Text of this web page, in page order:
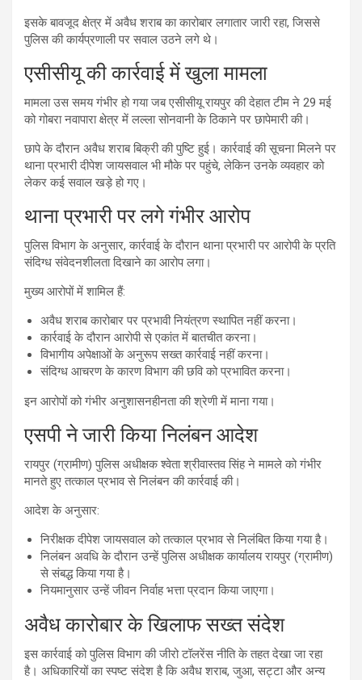
इसके बावजूद क्षेत्र में अवैध शराब का कारोबार लगातार जारी रहा, जिससे
पुलिस की कार्यप्रणाली पर सवाल उठने लगे थे।
एसीसीयू की कार्रवाई में खुला मामला
मामला उस समय गंभीर हो गया जब एसीसीयू रायपुर की देहात टीम ने 29 मई
को गोबरा नवापारा क्षेत्र में लल्ला सोनवानी के ठिकाने पर छापेमारी की।
छापे के दौरान अवैध शराब बिक्री की पुष्टि हुई। कार्रवाई की सूचना मिलने पर
थाना प्रभारी दीपेश जायसवाल भी मौके पर पहुंचे, लेकिन उनके व्यवहार को
लेकर कई सवाल खड़े हो गए।
थाना प्रभारी पर लगे गंभीर आरोप
पुलिस विभाग के अनुसार, कार्रवाई के दौरान थाना प्रभारी पर आरोपी के प्रति
संदिग्ध संवेदनशीलता दिखाने का आरोप लगा।
मुख्य आरोपों में शामिल हैं:
अवैध शराब कारोबार पर प्रभावी नियंत्रण स्थापित नहीं करना।
कार्रवाई के दौरान आरोपी से एकांत में बातचीत करना।
विभागीय अपेक्षाओं के अनुरूप सख्त कार्रवाई नहीं करना।
संदिग्ध आचरण के कारण विभाग की छवि को प्रभावित करना।
इन आरोपों को गंभीर अनुशासनहीनता की श्रेणी में माना गया।
एसपी ने जारी किया निलंबन आदेश
रायपुर (ग्रामीण) पुलिस अधीक्षक श्वेता श्रीवास्तव सिंह ने मामले को गंभीर
मानते हुए तत्काल प्रभाव से निलंबन की कार्रवाई की।
आदेश के अनुसार:
निरीक्षक दीपेश जायसवाल को तत्काल प्रभाव से निलंबित किया गया है।
निलंबन अवधि के दौरान उन्हें पुलिस अधीक्षक कार्यालय रायपुर (ग्रामीण)
से संबद्ध किया गया है।
नियमानुसार उन्हें जीवन निर्वाह भत्ता प्रदान किया जाएगा।
अवैध कारोबार के खिलाफ सख्त संदेश
इस कार्रवाई को पुलिस विभाग की जीरो टॉलरेंस नीति के तहत देखा जा रहा
है। अधिकारियों का स्पष्ट संदेश है कि अवैध शराब, जुआ, सट्टा और अन्य